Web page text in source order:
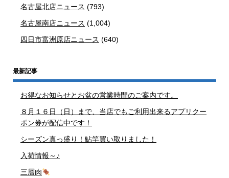
名古屋北店ニュース (793)
名古屋南店ニュース (1,004)
四日市富洲原店ニュース (640)
最新記事
お得なお知らせとお盆の営業時間のご案内です。
８月１６日（日）まで、当店でもご利用出来るアプリクー
ポン券が配信中です！
シーズン真っ盛り！鮎竿買い取りました！
入荷情報～♪
三層肉